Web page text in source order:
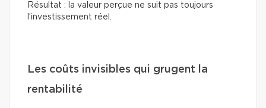
Résultat : la valeur perçue ne suit pas toujours
l’investissement réel.
Les coûts invisibles qui grugent la
rentabilité